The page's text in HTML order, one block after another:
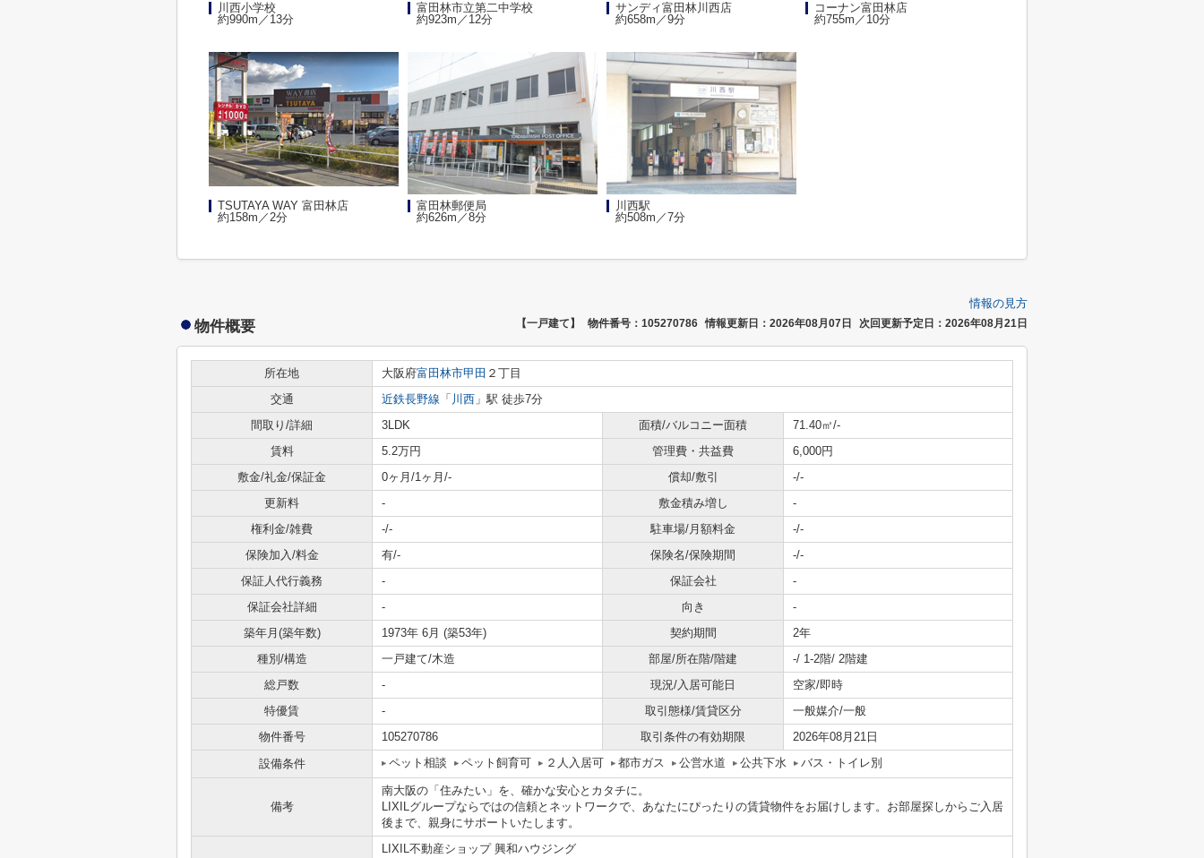
川西小学校
約990m／13分
富田林市立第二中学校
約923m／12分
サンディ富田林川西店
約658m／9分
コーナン富田林店
約755m／10分
TSUTAYA WAY 富田林店
約158m／2分
富田林郵便局
約626m／8分
川西駅
約508m／7分
情報の見方
物件概要 【一戸建て】 物件番号：105270786 情報更新日：2026年08月07日 次回更新予定日：2026年08月21日
所在地 大阪府富田林市甲田 ２丁目
交通
近鉄長野線 「 川西 」駅 徒歩7分
間取り/詳細
3LDK 面積/バルコニー面積
71.40㎡/-
賃料
5.2万円 管理費・共益費
6,000円
敷金/礼金/保証金
0ヶ月/1ヶ月/- 償却/敷引
-/-
更新料
- 敷金積み増し
-
権利金/雑費
-/- 駐車場/月額料金
-/-
保険加入/料金
有/- 保険名/保険期間
-/-
保証人代行義務
- 保証会社
-
保証会社詳細
- 向き
-
築年月(築年数)
1973年 6月 (築53年) 契約期間
2年
種別/構造
一戸建て/木造 部屋/所在階/階建
-/ 1-2階/ 2階建
総戸数
- 現況/入居可能日
空家/即時
特優賃
- 取引態様/賃貸区分
一般媒介/一般
物件番号
105270786 取引条件の有効期限
2026年08月21日
設備条件
ペット相談 ペット飼育可 ２人入居可 都市ガス 公営水道 公共下水 バス・トイレ別
備考
南大阪の「住みたい」を、確かな安心とカタチに。
LIXILグループならではの信頼とネットワークで、あなたにぴったりの賃貸物件をお届けします。お部屋探しからご入居
後まで、親身にサポートいたします。
LIXIL不動産ショップ 興和ハウジング